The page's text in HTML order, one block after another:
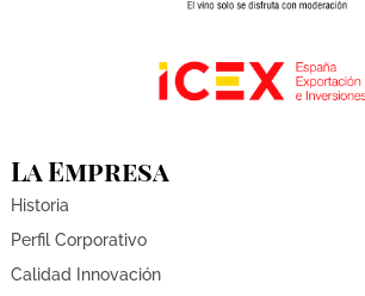
La Empresa
Historia
Perfil Corporativo
Calidad Innovación